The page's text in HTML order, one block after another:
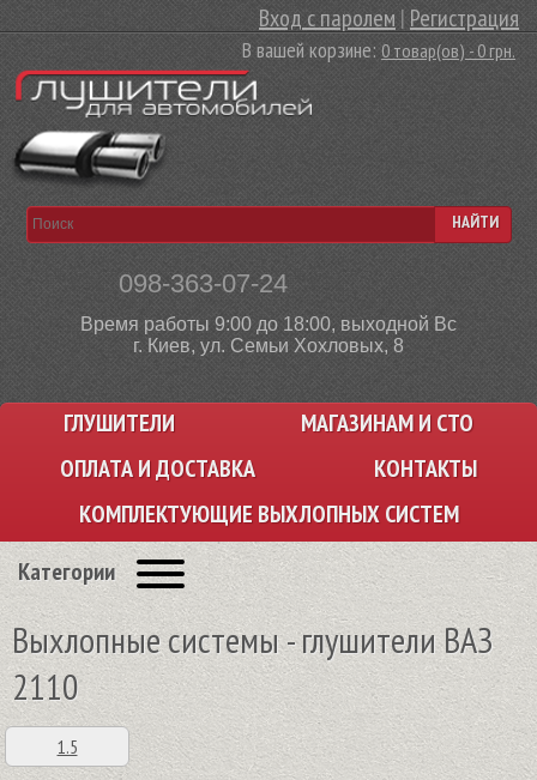
Вход с паролем |Регистрация
В вашей корзине:0 товар(ов) - 0 грн.
098-363-07-24
Время работы 9:00 до 18:00, выходной Вс
г. Киев, ул. Семьи Хохловых, 8
НАЙТИ
ГЛУШИТЕЛИ
МАГАЗИНАМ И СТО
ОПЛАТА И ДОСТАВКА
КОНТАКТЫ
КОМПЛЕКТУЮЩИЕ ВЫХЛОПНЫХ СИСТЕМ
Категории
Выхлопные системы - глушители ВАЗ
2110
1.5